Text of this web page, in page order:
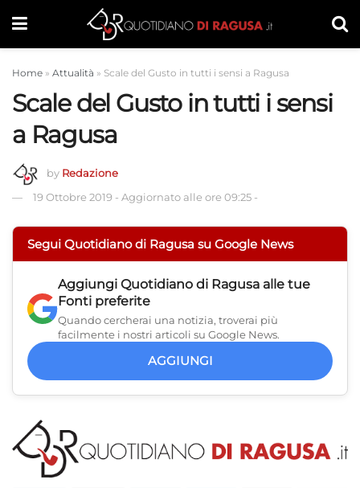
Home » Attualità » Scale del Gusto in tutti i sensi a Ragusa
Scale del Gusto in tutti i sensi
a Ragusa
by Redazione
19 Ottobre 2019 - Aggiornato alle ore 09:25 -
Segui Quotidiano di Ragusa su Google News
Aggiungi Quotidiano di Ragusa alle tue
Fonti preferite
Quando cercherai una notizia, troverai più
facilmente i nostri articoli su Google News.
AGGIUNGI